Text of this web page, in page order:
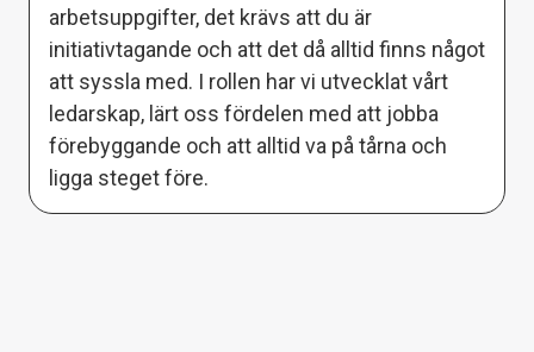
arbetsuppgifter, det krävs att du är
initiativtagande och att det då alltid finns något
att syssla med. I rollen har vi utvecklat vårt
ledarskap, lärt oss fördelen med att jobba
förebyggande och att alltid va på tårna och
ligga steget före.